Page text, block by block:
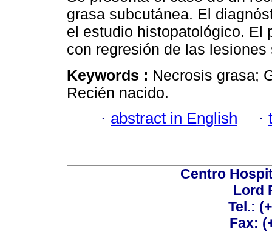
grasa subcutánea. El
el estudio histopatológico. El
con regresión de las
Keywords : Necrosis grasa;
Recién nacido.
· abstract in English ·
Centro
Lord
Tel.:
Fax: